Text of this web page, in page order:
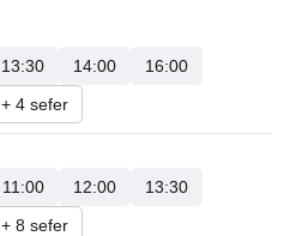
13:30 14:00
16:00
+ 4 sefer
11:00 12:00
13:30
+ 8 sefer